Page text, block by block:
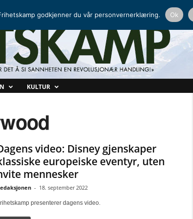
KULTUR
video: Disney gjenskaper
europeiske eventyr, uten
mennesker
- 18. september 2022
presenterer dagens video.
godkjenner du vår personvernerklæring. Ok